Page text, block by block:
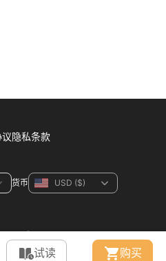
试读 购买
隐私条款
货币